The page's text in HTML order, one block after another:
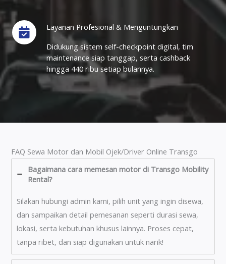
Layanan Profesional & Menguntungkan
Didukung sistem self-checkpoint digital, tim
maintenance siap tanggap, serta cashback
hingga 440 ribu setiap bulannya.
FAQ Sewa Motor dan Mobil Ojek/Driver Online Transgo
Bagaimana cara memesan motor di Transgo Mobility
Rental?
Silakan hubungi admin kami, pilih unit yang ingin disewa,
dan sampaikan detail pemesanan seperti durasi sewa,
lokasi, serta kebutuhan khusus lainnya. Proses cepat,
tanpa ribet, dan siap digunakan untuk narik!